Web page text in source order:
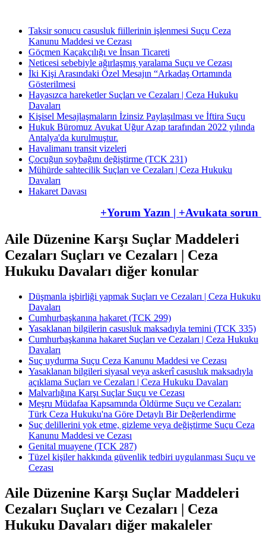
Taksir sonucu casusluk fiillerinin işlenmesi Suçu Ceza
Kanunu Maddesi ve Cezası
Göçmen Kaçakçılığı ve İnsan Ticareti
Neticesi sebebiyle ağırlaşmış yaralama Suçu ve Cezası
İki Kişi Arasındaki Özel Mesajın “Arkadaş Ortamında
Gösterilmesi
Hayasızca hareketler Suçları ve Cezaları | Ceza Hukuku
Davaları
Kişisel Mesajlaşmaların İzinsiz Paylaşılması ve İftira Suçu
Hukuk Büromuz Avukat Uğur Azap tarafından 2022 yılında
Antalya'da kurulmuştur.
Havalimanı transit vizeleri
Çocuğun soybağını değiştirme (TCK 231)
Mühürde sahtecilik Suçları ve Cezaları | Ceza Hukuku
Davaları
Hakaret Davası
+Yorum Yazın | +Avukata sorun
Aile Düzenine Karşı Suçlar Maddeleri
Cezaları Suçları ve Cezaları | Ceza
Hukuku Davaları diğer konular
Düşmanla işbirliği yapmak Suçları ve Cezaları | Ceza Hukuku
Davaları
​​​​​​​Cumhurbaşkanına hakaret (TCK 299)
Yasaklanan bilgilerin casusluk maksadıyla temini (TCK 335)
Cumhurbaşkanına hakaret Suçları ve Cezaları | Ceza Hukuku
Davaları
Suç uydurma Suçu Ceza Kanunu Maddesi ve Cezası
Yasaklanan bilgileri siyasal veya askerî casusluk maksadıyla
açıklama Suçları ve Cezaları | Ceza Hukuku Davaları
Malvarlığına Karşı Suçlar Suçu ve Cezası
Meşru Müdafaa Kapsamında Öldürme Suçu ve Cezaları:
Türk Ceza Hukuku'na Göre Detaylı Bir Değerlendirme
Suç delillerini yok etme, gizleme veya değiştirme Suçu Ceza
Kanunu Maddesi ve Cezası
Genital muayene (TCK 287)
Tüzel kişiler hakkında güvenlik tedbiri uygulanması Suçu ve
Cezası
Aile Düzenine Karşı Suçlar Maddeleri
Cezaları Suçları ve Cezaları | Ceza
Hukuku Davaları diğer makaleler